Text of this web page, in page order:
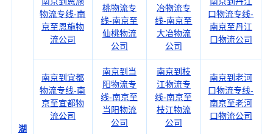
湖
物流专线-南
京至恩施物
流公司
桃物流专
线-南京至
仙桃物流
公司
冶物流专
线-南京至
大冶物流
公司
口物流专线-
南京至丹江
口物流公司
南京到宜都
物流专线-南
京至宜都物
流公司
南京到当
阳物流专
线-南京至
当阳物流
公司
南京到枝
江物流专
线-南京至
枝江物流
公司
南京到老河
口物流专线-
南京至老河
口物流公司